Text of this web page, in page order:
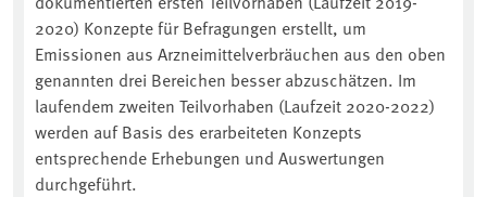
2020) Konzepte für Befragungen erstellt, um
Emissionen aus Arzneimittelverbräuchen aus den oben
genannten drei Bereichen besser abzuschätzen. Im
laufendem zweiten Teilvorhaben (Laufzeit 2020-2022)
werden auf Basis des erarbeiteten Konzepts
entsprechende Erhebungen und Auswertungen
durchgeführt.